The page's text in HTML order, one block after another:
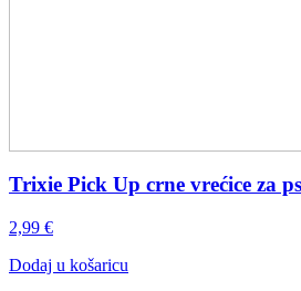
Trixie Pick Up crne vrećice za
2,99 €
Dodaj u košaricu